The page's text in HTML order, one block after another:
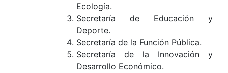
Ecología.
Secretaría de Educación y
Deporte.
Secretaría de la Función Pública.
Secretaría de la Innovación y
Desarrollo Económico.